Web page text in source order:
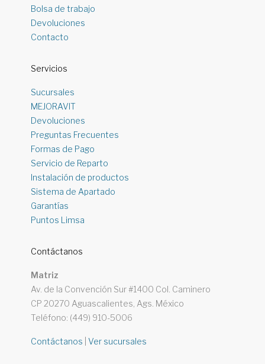
Bolsa de trabajo
Devoluciones
Contacto
Servicios
Sucursales
MEJORAVIT
Devoluciones
Preguntas Frecuentes
Formas de Pago
Servicio de Reparto
Instalación de productos
Sistema de Apartado
Garantías
Puntos Limsa
Contáctanos
Matriz
Av. de la Convención Sur #1400 Col. Caminero
CP 20270 Aguascalientes, Ags. México
Teléfono: (449) 910-5006
Contáctanos |Ver sucursales